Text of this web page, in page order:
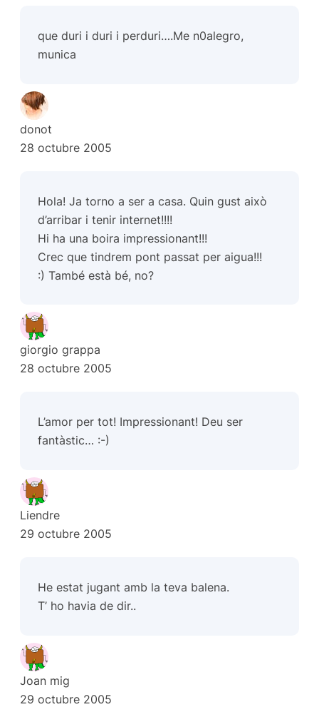
que duri i duri i perduri….Me n0alegro,
munica
donot
28 octubre 2005
Hola! Ja torno a ser a casa. Quin gust això
d’arribar i tenir internet!!!!
Hi ha una boira impressionant!!!
Crec que tindrem pont passat per aigua!!!
:) També està bé, no?
giorgio grappa
28 octubre 2005
L’amor per tot! Impressionant! Deu ser
fantàstic… :-)
Liendre
29 octubre 2005
He estat jugant amb la teva balena.
T’ ho havia de dir..
Joan mig
29 octubre 2005